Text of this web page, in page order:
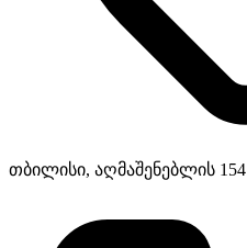
თბილისი, აღმაშენებლის 154